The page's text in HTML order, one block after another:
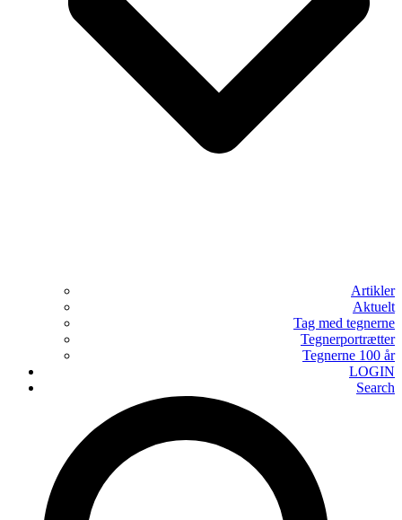
Artikler
Aktuelt
Tag med tegnerne
Tegnerportrætter
Tegnerne 100 år
LOGIN
Search